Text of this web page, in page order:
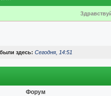
здесь: Сегодня, 14:51
Форум